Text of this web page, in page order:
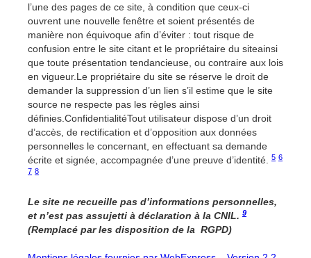
l’une des pages de ce site, à condition que ceux-ci
ouvrent une nouvelle fenêtre et soient présentés de
manière non équivoque afin d’éviter : tout risque de
confusion entre le site citant et le propriétaire du siteainsi
que toute présentation tendancieuse, ou contraire aux lois
en vigueur.Le propriétaire du site se réserve le droit de
demander la suppression d’un lien s’il estime que le site
source ne respecte pas les règles ainsi
définies.ConfidentialitéTout utilisateur dispose d’un droit
d’accès, de rectification et d’opposition aux données
personnelles le concernant, en effectuant sa demande
écrite et signée, accompagnée d’une preuve d’identité. 5 6
7 8
Le site ne recueille pas d’informations personnelles,
et n’est pas assujetti à déclaration à la CNIL. 9
(Remplacé par les disposition de la RGPD)